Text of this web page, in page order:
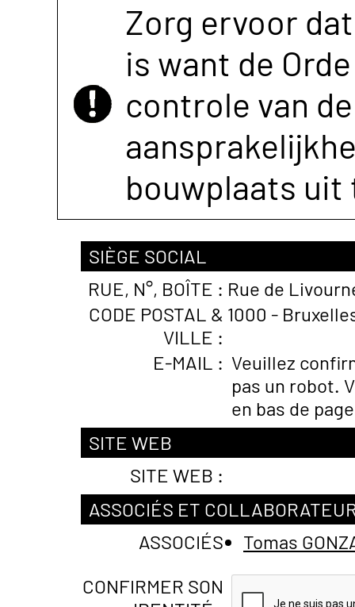
Zorg ervoor
is want de
controle van
bouwplaats uit
SIÈGE SOCIAL
RUE, N°, BOÎTE : Rue de
CODE POSTAL &
VILLE :
1000 -
E-MAIL : Veuillez
pas un robot.
en bas de
SITE WEB
SITE WEB :
ASSOCIÉS ET
ASSOCIÉS
Tomas
CONFIRMER SON